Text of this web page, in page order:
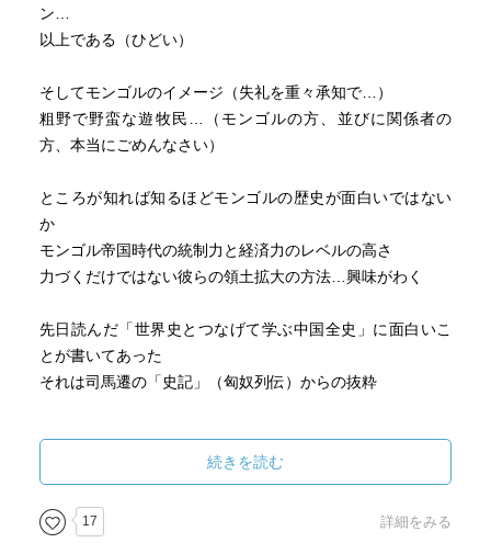
ン…
以上である（ひどい）
そしてモンゴルのイメージ（失礼を重々承知で…）
粗野で野蛮な遊牧民…（モンゴルの方、並びに関係者の
方、本当にごめんなさい）
ところが知れば知るほどモンゴルの歴史が面白いではない
か
モンゴル帝国時代の統制力と経済力のレベルの高さ
力づくだけではない彼らの領土拡大の方法…興味がわく
先日読んだ「世界史とつなげて学ぶ中国全史」に面白いこ
とが書いてあった
それは司馬遷の「史記」（匈奴列伝）からの抜粋
また父子は同じテントで寝る
父が死んだら子がその妻を娶り、兄弟が死んだら、その妻
を自分の妻にする
一族が絶えないようにするため～
続きを読む
17 詳細をみる